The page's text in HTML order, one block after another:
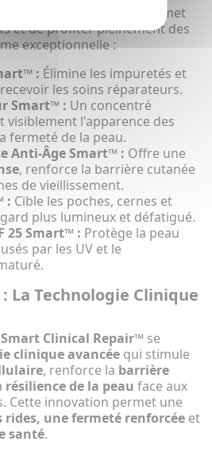
permet
et de profiter pleinement des
exceptionnelle :
: Élimine les impuretés et
les soins réparateurs.
Smart™ : Un concentré
visiblement l'apparence des
fermeté de la peau.
Anti-Âge Smart™ : Offre une
, renforce la barrière cutanée
de vieillissement.
: Cible les poches, cernes et
plus lumineux et défatigué.
25 Smart™ : Protège la peau
par les UV et le
La Technologie Clinique
Smart Clinical Repair™ se
clinique avancée qui stimule
, renforce la barrière
résilience de la peau face aux
Cette innovation permet une
une fermeté renforcée et
santé.